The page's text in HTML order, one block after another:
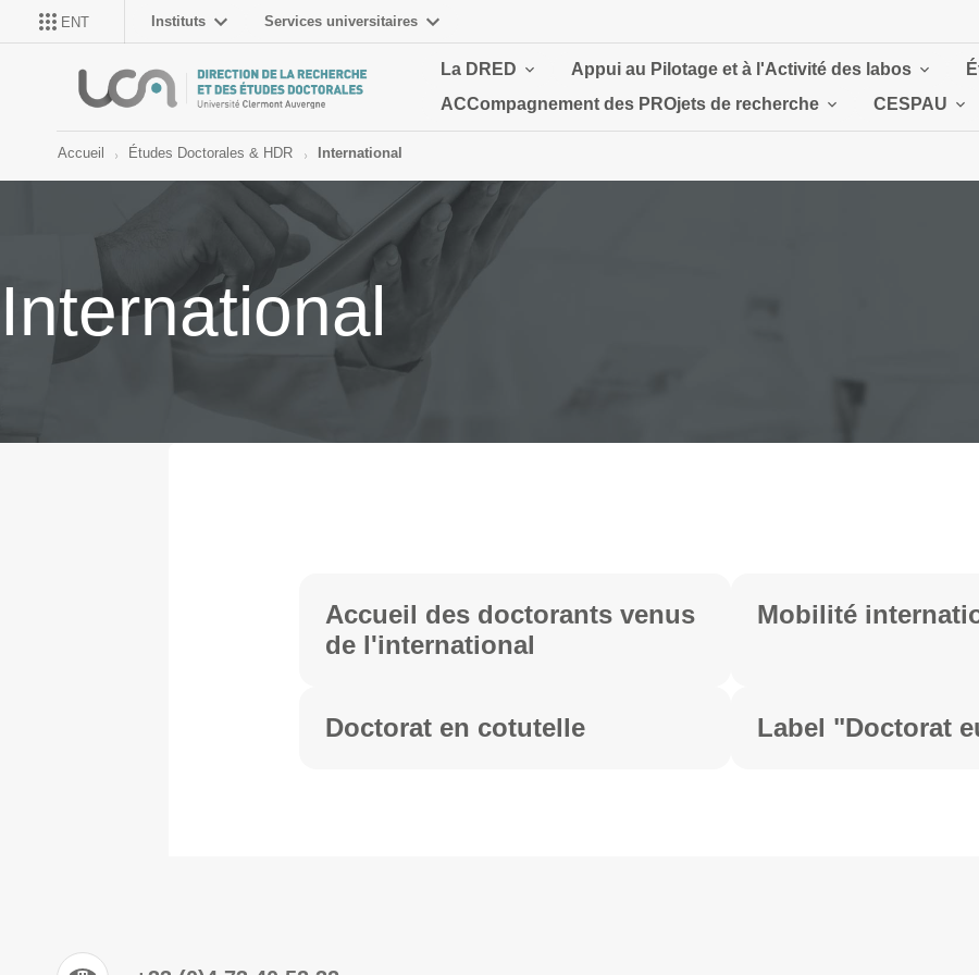
ENT Instituts Services universitaires
La DRED Appui au Pilotage et à l'Activité des labos
ACCompagnement des PROjets de recherche
CESPAU
Accueil Études Doctorales & HDR International
International
Accueil des doctorants venus
de l'international
Mobilité
Doctorat en cotutelle Label "Doctorat